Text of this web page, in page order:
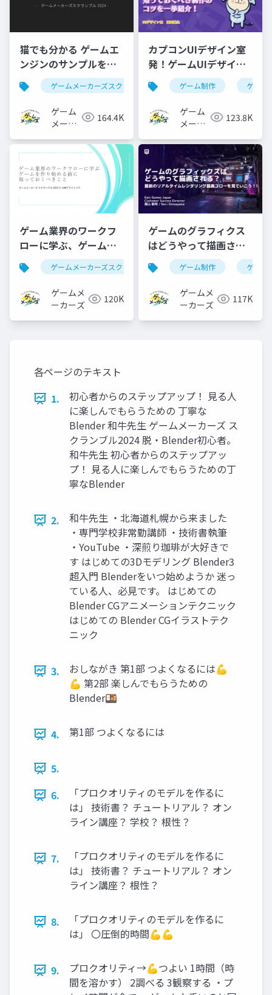
猫でも分かる ゲームエ
ンジンのサンプルを面
白くする方法ゲームメーカーズスクランブル ゲーム制作 ゲー
ゲーム
メーカ
164.4K
カプコンUIデザイン室
発！ゲームUIデザイナ
ーが知っておくべき制
作のコツを一挙紹介！
ゲーム制作 ゲーム
ゲーム
メーカ
123.8K
ゲーム業界のワークフ
ローに学ぶ、ゲームを
作り始める前に知って
おくべきこと
ゲームメーカーズスクランブル ゲーム制作 ワー
ゲームメ
ーカーズ
120K
ゲームのグラフィクス
はどうやって描画され
る？～最新のリアルタ
イムレンダリング描画
フローを見ていこう！
～
ゲーム制作 ゲーム
ゲームメ
ーカーズ
117K
各ページのテキスト
1.
初心者からのステップアップ！ 見る人
に楽しんでもらうための 丁寧な
Blender 和牛先生 ゲームメーカーズ ス
クランブル2024 脱・Blender初心者。
和牛先生 初心者からのステップアッ
プ！ 見る人に楽しんでもらうための丁
寧なBlender
2.
和牛先生 ・北海道札幌から来ました
・専門学校非常勤講師 ・技術書執筆
・YouTube ・深煎り珈琲が大好きで
す はじめての3Dモデリング Blender3
超入門 Blenderをいつ始めようか 迷っ
ている人、必見です。 はじめての
Blender CGアニメーションテクニック
はじめての Blender CGイラストテク
ニック
3.
おしながき 第1部 つよくなるには💪
💪 第2部 楽しんでもらうための
Blender🍱
4. 第1部 つよくなるには
5.
6.
「プロクオリティのモデルを作るに
は」 技術書？ チュートリアル？ オン
ライン講座？ 学校？ 根性？
7.
「プロクオリティのモデルを作るに
は」 技術書？ チュートリアル？ オン
ライン講座？ 根性？
8.
「プロクオリティのモデルを作るに
は」 〇圧倒的時間💪💪
9.
プロクオリティ→💪つよい 1時間（時
間を溶かす） 2調べる 3観察する ・プ